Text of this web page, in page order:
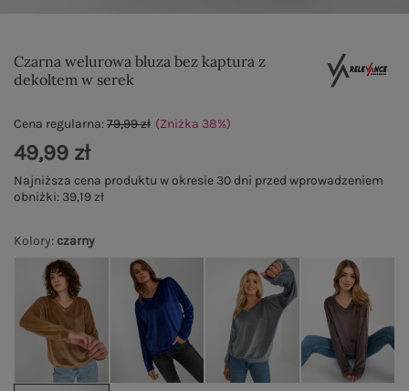
Czarna welurowa bluza bez kaptura z
dekoltem w serek
Kolory: czarny
Cena regularna:79,99 zł (Zniżka 38%)
49,99 zł
Najniższa cena produktu w okresie 30 dni przed wprowadzeniem
obniżki: 39,19 zł